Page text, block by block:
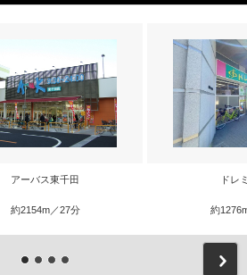
アーバス東千田
約2154m／27分
ドレ
約